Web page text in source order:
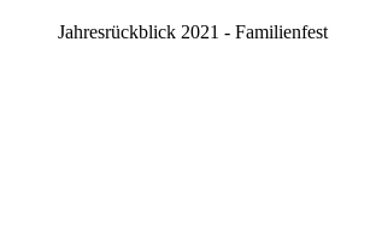
Jahresrückblick 2021 - Familienfest